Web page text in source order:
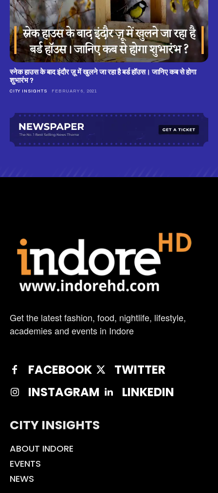
स्नेक हाउस के बाद इंदौर ज़ू में खुलने जा रहा है बर्ड हॉउस। जानिए कब से होगा
शुभारंभ ?
CITY INSIGHTS FEBRUARY 6, 2021
Get the latest fashion, food, nightlife, lifestyle,
academies and events in Indore
FACEBOOK
TWITTER
INSTAGRAM
LINKEDIN
CITY INSIGHTS
ABOUT INDORE
EVENTS
NEWS